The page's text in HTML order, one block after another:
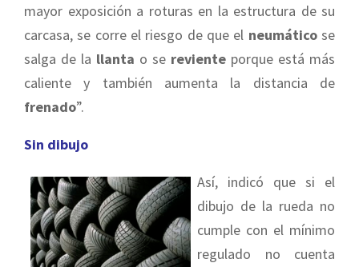
mayor exposición a roturas en la estructura de su
carcasa, se corre el riesgo de que el neumáticose
salga de la llanta o se reviente porque está más
caliente y también aumenta la distancia de
frenado”.
Sin dibujo
Así, indicó que si el
dibujo de la rueda no
cumple con el mínimo
regulado no cuenta